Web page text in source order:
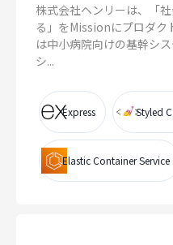
株式会社ヘンリーは、「
る」をMissionにプロダク
は中小病院向けの基幹シ
シ...
Express Styled
Elastic Container Service